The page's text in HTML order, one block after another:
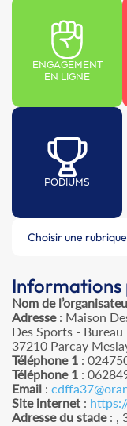
ENGAGEMENT
EN LIGNE
PODIUMS
Choisir une rubrique
Informations
Nom de
Adresse: Maison
Des Sports -
37210 Parcay
Téléphone 1 :
Téléphone 1 :
Email :
Site internet :
Adresse du stade: ,